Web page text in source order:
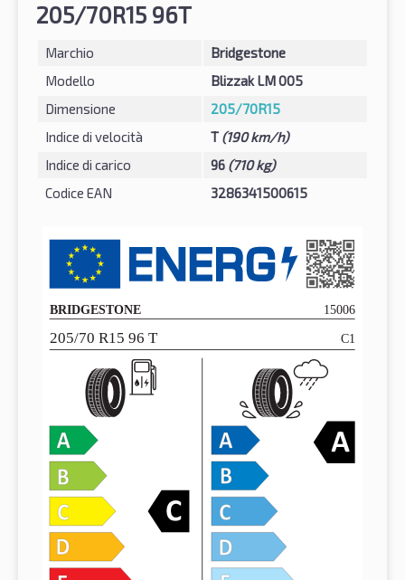
205/70R15 96T
Marchio
Bridgestone
Modello
Blizzak LM 005
Dimensione
205/70R15
Indice di velocità
T (190 km/h)
Indice di carico
96 (710 kg)
Codice EAN
3286341500615